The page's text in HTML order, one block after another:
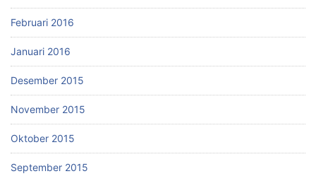
Februari 2016
Januari 2016
Desember 2015
November 2015
Oktober 2015
September 2015